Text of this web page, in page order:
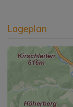
Lageplan